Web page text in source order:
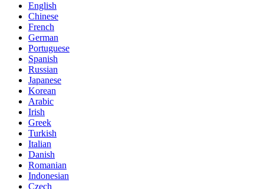
English
Chinese
French
German
Portuguese
Spanish
Russian
Japanese
Korean
Arabic
Irish
Greek
Turkish
Italian
Danish
Romanian
Indonesian
Czech